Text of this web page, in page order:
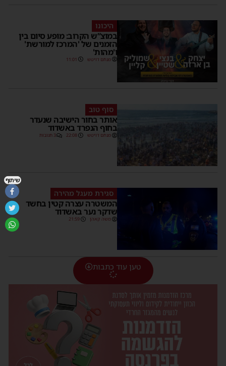
היכונו
במוצ”ש הקרוב: מופע סיום בין
הזמנים של 'המרכז למורשת'
ו'מהות'
מנחם דויטש 11:01
סוף טוב
אותר בחור הישיבה שנעדר
בחוף הנפרד באשדוד
מנחם דויטש 22:08 3 תגובות
סגירת מעגל מהירה
המשטרה עצרה קטין בחשד
שדקר נער באשדוד
משה קאהן 21:59
טען עוד כתבות
שיתוף